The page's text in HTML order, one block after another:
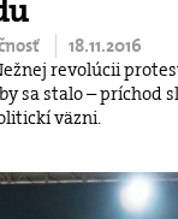
18.11.2016
revolúcii
sa stalo – príchod
väzni.